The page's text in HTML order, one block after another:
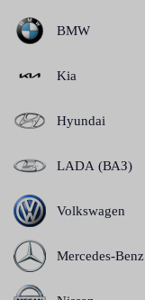
BMW
Kia
Hyundai
LADA (ВАЗ)
Volkswagen
Mercedes-Benz